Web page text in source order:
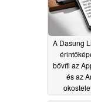
A Dasung
bővíti az
és az
06/26/